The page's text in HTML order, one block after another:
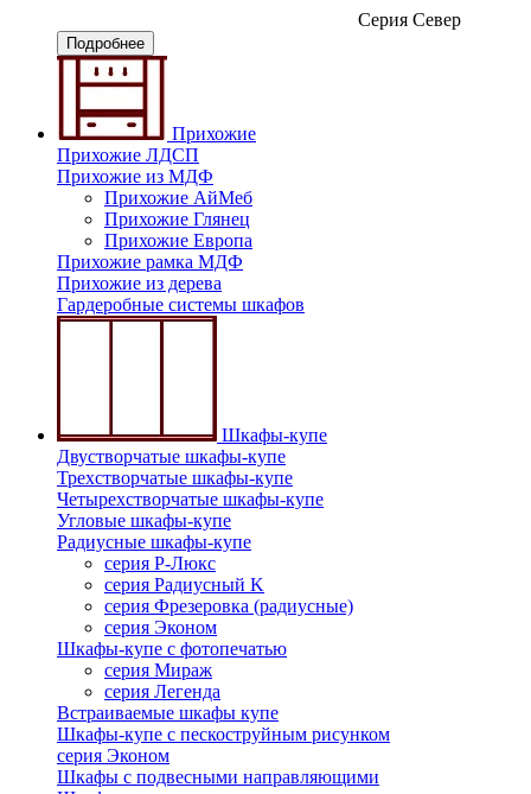
Серия Север
Подробнее
Прихожие
Прихожие ЛДСП
Прихожие из МДФ
Прихожие АйМеб
Прихожие Глянец
Прихожие Европа
Прихожие рамка МДФ
Прихожие из дерева
Гардеробные системы шкафов
Шкафы-купе
Двустворчатые шкафы-купе
Трехстворчатые шкафы-купе
Четырехстворчатые шкафы-купе
Угловые шкафы-купе
Радиусные шкафы-купе
серия Р-Люкс
серия Радиусный K
серия Фрезеровка (радиусные)
серия Эконом
Шкафы-купе с фотопечатью
серия Мираж
серия Легенда
Встраиваемые шкафы купе
Шкафы-купе с пескоструйным рисунком
серия Эконом
Шкафы с подвесными направляющими